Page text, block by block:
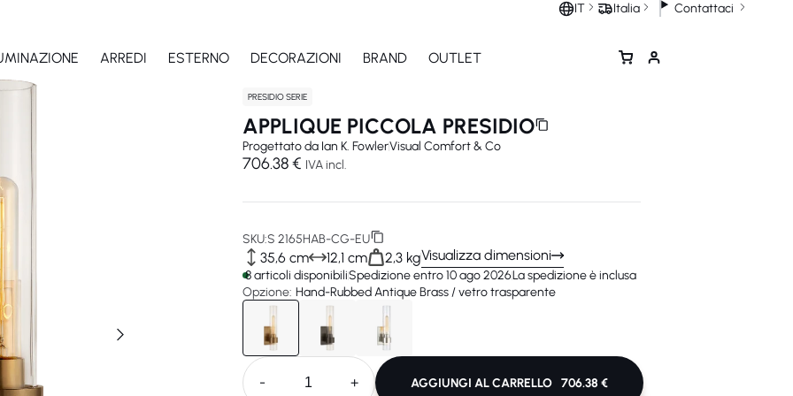
IT Italia Contattaci
ARREDI ESTERNO DECORAZIONI BRAND OUTLET
PRESIDIO SERIE
APPLIQUE PICCOLA PRESIDIO
Progettato da Ian K. FowlerVisual Comfort & Co
706.38 € IVA incl.
SKU:S 2165HAB-CG-EU
35,6 cm 12,1 cm 2,3 kgVisualizza dimensioni
8 articoli disponibiliSpedizione entro 10 ago 2026La spedizione è inclusa
Opzione: Hand-Rubbed Antique Brass / vetro trasparente
- + AGGIUNGI AL CARRELLO 706.38 €